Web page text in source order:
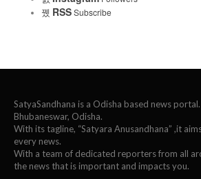
RSSSubscribe
SatyaSandhana is a Odisha based news
Bhubaneswar, Odisha.
With its tagline, “Satyara Anusandhana” ,it
every news.
With a team of dedicated reporters from all
the news that is important and impacts you.